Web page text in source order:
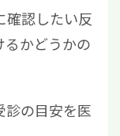
確認したい反
るかどうかの
診の目安を医